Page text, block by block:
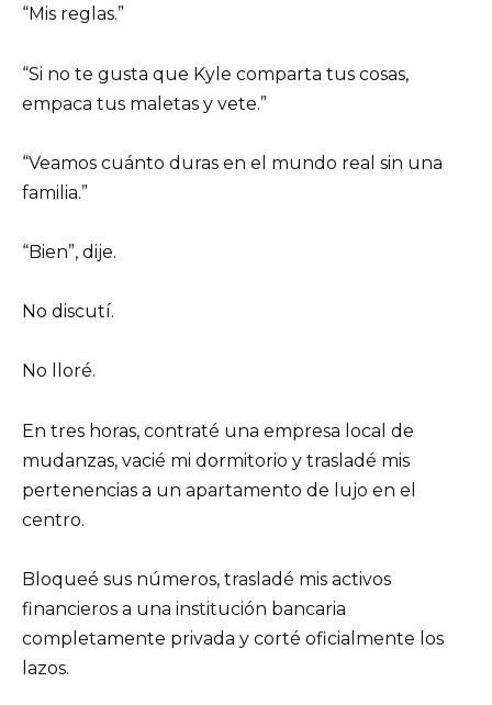
“Mis reglas.”
“Si no te gusta que Kyle comparta tus cosas,
empaca tus maletas y vete.”
“Veamos cuánto duras en el mundo real sin una
familia.”
“Bien”, dije.
No discutí.
No lloré.
En tres horas, contraté una empresa local de
mudanzas, vacié mi dormitorio y trasladé mis
pertenencias a un apartamento de lujo en el
centro.
Bloqueé sus números, trasladé mis activos
financieros a una institución bancaria
completamente privada y corté oficialmente los
lazos.